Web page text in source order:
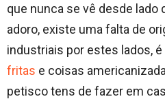
que nunca se vê desde lado
adoro, existe uma falta de
industriais por estes lados,
fritas e coisas
petisco tens de fazer em